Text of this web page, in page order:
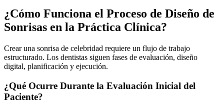
¿Cómo Funciona el Proceso de Diseño de
Sonrisas en la Práctica Clínica?
Crear una sonrisa de celebridad requiere un flujo de trabajo
estructurado. Los dentistas siguen fases de evaluación, diseño
digital, planificación y ejecución.
¿Qué Ocurre Durante la Evaluación Inicial del
Paciente?